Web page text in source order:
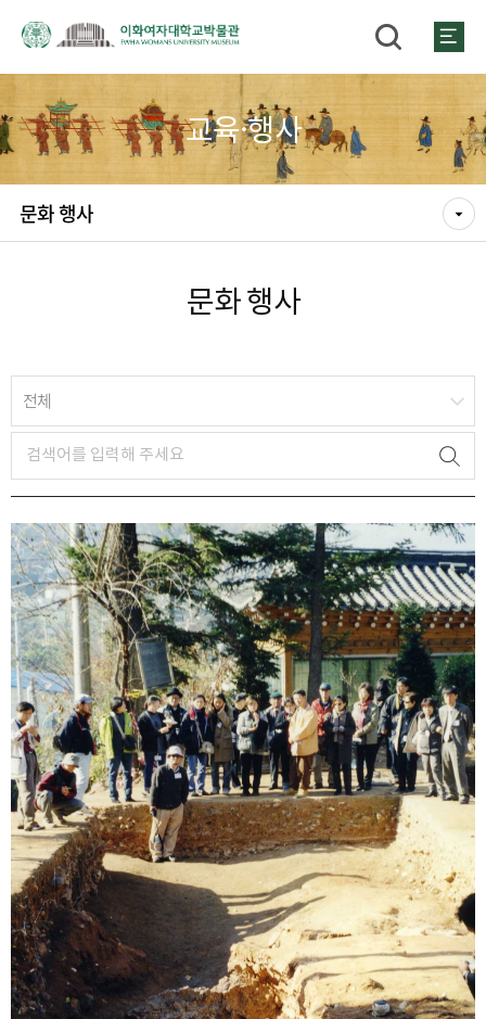
교육·행사
문화 행사
문화 행사
전체